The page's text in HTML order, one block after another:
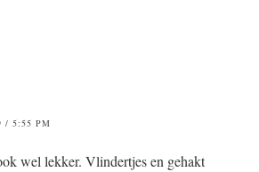
/ 5:55 PM
wel lekker. Vlindertjes en gehakt